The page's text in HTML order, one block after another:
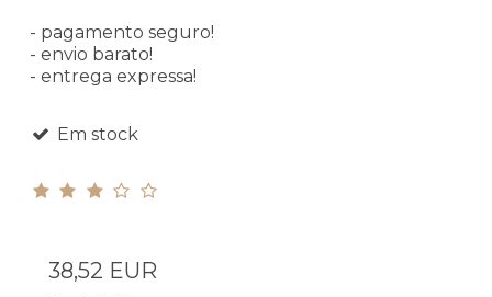
- pagamento seguro!
- envio barato!
- entrega expressa!
Em stock
38,52 EUR